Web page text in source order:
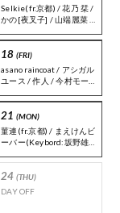
Selkie(fr.京都) / 花乃 栞 /
かの[夜叉子] / 山端麗菜 /
18 (FRI)
asano raincoat / アシガル
ユース / 作人 / 今村モータ
人[おシャベリな感情] ｜
DJ : KMK from rendez-vo
us
21 (MON)
菫連(fr.京都) / まえけんビ
ーバー(Keybord:坂野雄
カ
24 (THU)
DAY OFF